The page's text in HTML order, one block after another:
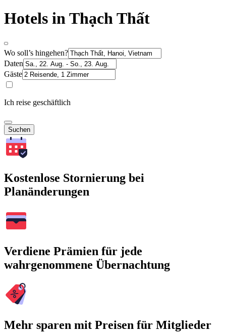
Hotels in Thạch Thất
Wo soll’s hingehen?
Daten
Gäste
Ich reise geschäftlich
Suchen
Kostenlose Stornierung bei
Planänderungen
Verdiene Prämien für jede
wahrgenommene Übernachtung
Mehr sparen mit Preisen für Mitglieder